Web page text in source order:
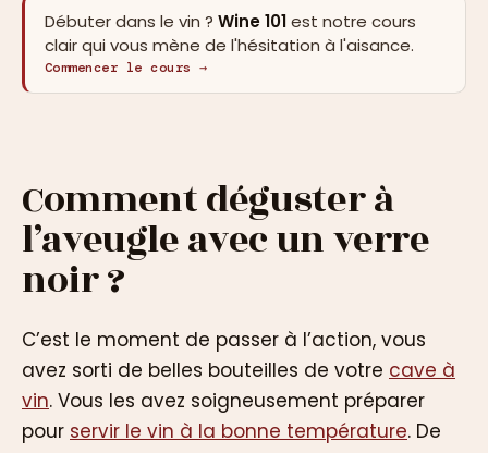
Débuter dans le vin ? Wine 101est notre cours
clair qui vous mène de l'hésitation à l'aisance.
Commencer le cours →
Comment déguster à
l’aveugle avec un verre
noir ?
C’est le moment de passer à l’action, vous
avez sorti de belles bouteilles de votre cave à
vin. Vous les avez soigneusement préparer
pour servir le vin à la bonne température. De